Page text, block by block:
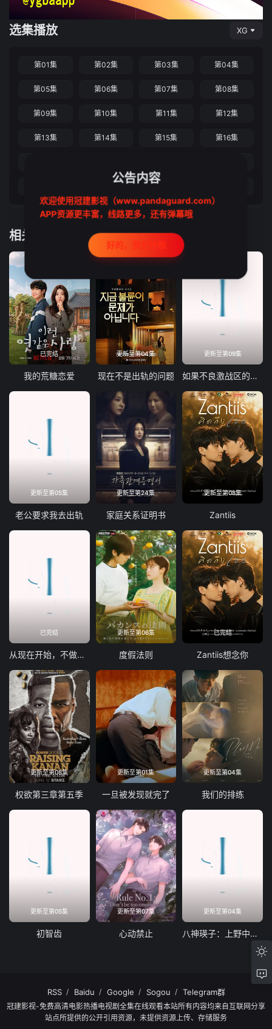
选集播放 XG
第01集 第02集 第03集 第04集
第05集 第06集 第07集 第08集
第09集 第10集 第11集 第12集
第13集 第14集 第15集 第16集
第23集
相关推荐
已完结
我的荒糖恋爱
更新至第04集
现在不是出轨的问题
更新至第09集
如果不良激战区的四天王转生成了偶像团体？
更新至第05集
老公要求我去出轨
更新至第24集
家庭关系证明书
更新至第08集
Zantiis
已完结
从现在开始，不做朋友了吧。
更新至第06集
度假法则
已完结
Zantiis想念你
更新至第08集
权欲第三章第五季
更新至第01集
一旦被发现就完了
更新至第04集
我们的排练
更新至第05集
初智齿
更新至第07集
心动禁止
更新至第04集
八神瑛子：上野中央署组织犯罪对策课
RSS Baidu Google Sogou Telegram群
冠建影视-免费高清电影热播电视剧全集在线观看本站所有内容均来自互联网分享
站点所提供的公开引用资源，未提供资源上传、存储服务
公告内容
欢迎使用冠建影视（www.pandaguard.com）
APP资源更丰富，线路更多，还有弹幕哦
好的，我记住啦